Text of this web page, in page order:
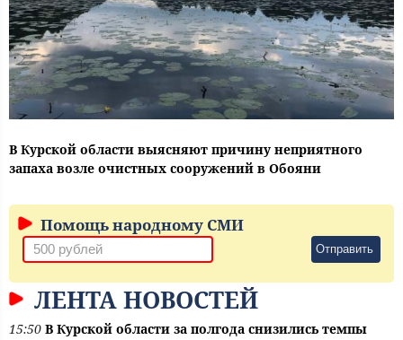
В Курской области выясняют причину неприятного
запаха возле очистных сооружений в Обояни
Помощь народному СМИ
Отправить
ЛЕНТА НОВОСТЕЙ
15:50 В Курской области за полгода снизились темпы